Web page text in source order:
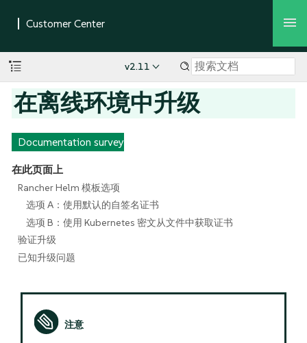
v2.11
在离线环境中升级
Documentation survey
在此页面上
Rancher Helm 模板选项
选项 A：使用默认的自签名证书
选项 B：使用 Kubernetes 密文从文件中获取证书
验证升级
已知升级问题